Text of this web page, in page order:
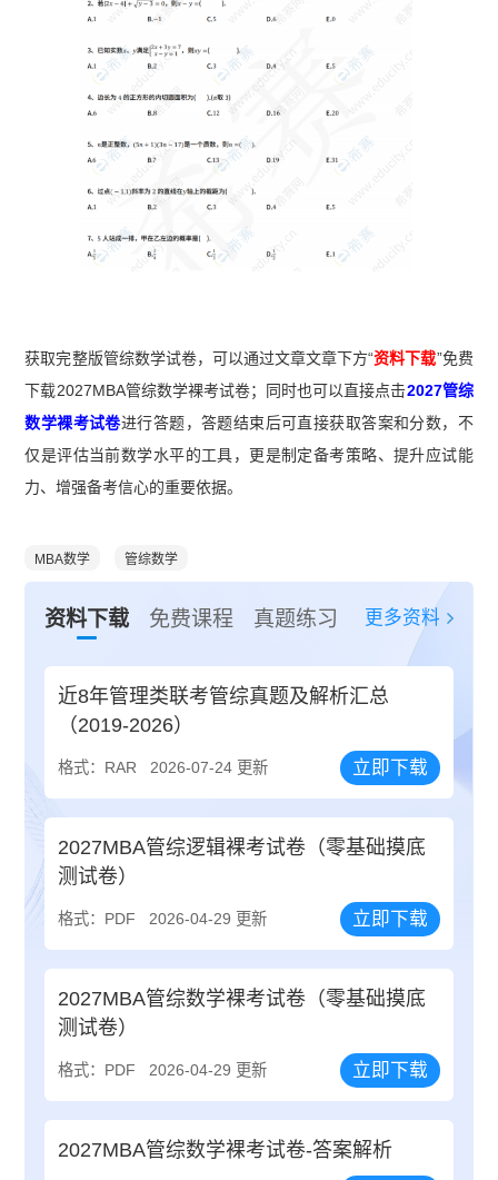
获取完整版管综数学试卷，可以通过文章文章下方“资料下载”免费
下载2027MBA管综数学裸考试卷；同时也可以直接点击2027管综
数学裸考试卷进行答题，答题结束后可直接获取答案和分数，不
仅是评估当前数学水平的工具，更是制定备考策略、提升应试能
力、增强备考信心的重要依据。
MBA数学 管综数学
资料下载 免费课程 真题练习 更多资料
近8年管理类联考管综真题及解析汇总
（2019-2026）
格式：RAR 2026-07-24 更新 立即下载
2027MBA管综逻辑裸考试卷（零基础摸底
测试卷）
格式：PDF 2026-04-29 更新 立即下载
2027MBA管综数学裸考试卷（零基础摸底
测试卷）
格式：PDF 2026-04-29 更新 立即下载
2027MBA管综数学裸考试卷-答案解析